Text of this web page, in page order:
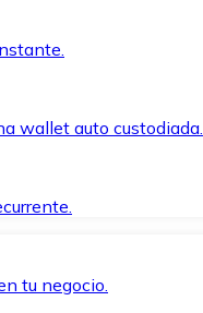
wallet auto custodiada.
tu negocio.